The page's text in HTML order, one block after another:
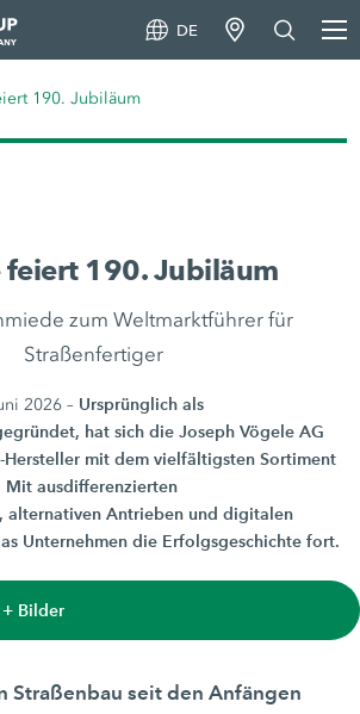
DE
190. Jubiläum
feiert 190. Jubiläum
zum Weltmarktführer für
Straßenfertiger
2026 – Ursprünglich als
hat sich die Joseph Vögele AG
mit dem vielfältigsten Sortiment
ausdifferenzierten
alternativen Antrieben und digitalen
Unternehmen die Erfolgsgeschichte fort.
Bilder
Straßenbau seit den Anfängen